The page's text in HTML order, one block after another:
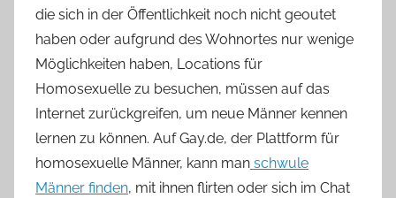
die sich in der Öffentlichkeit noch nicht geoutet
haben oder aufgrund des Wohnortes nur wenige
Möglichkeiten haben, Locations für
Homosexuelle zu besuchen, müssen auf das
Internet zurückgreifen, um neue Männer kennen
lernen zu können. Auf Gay.de, der Plattform für
homosexuelle Männer, kann man schwule
Männer finden, mit ihnen flirten oder sich im Chat